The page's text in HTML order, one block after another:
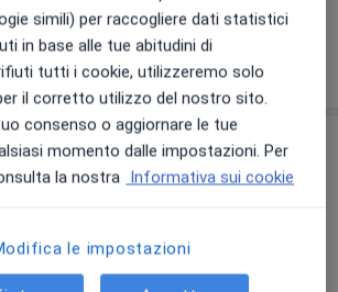
Mostra dettagli
sull'esperienza
simili) per raccogliere dati statistici
in base alle tue abitudini di
tutti i cookie, utilizzeremo solo
il corretto utilizzo del nostro sito.
consenso o aggiornare le tue
momento dalle impostazioni. Per
la nostra Informativa sui cookie
le impostazioni